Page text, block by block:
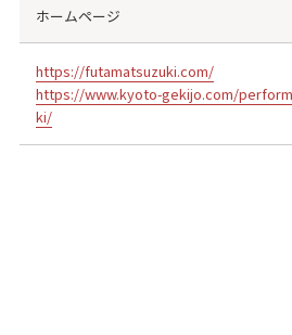
ホームページ
https://futamatsuzuki.com/
https://www.kyoto-gekijo.com/
ki/